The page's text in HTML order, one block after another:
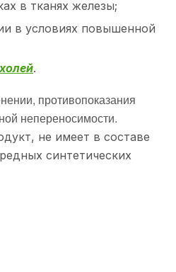
в тканях железы;
в условиях повышенной
.
противопоказания
непереносимости.
не имеет в составе
синтетических